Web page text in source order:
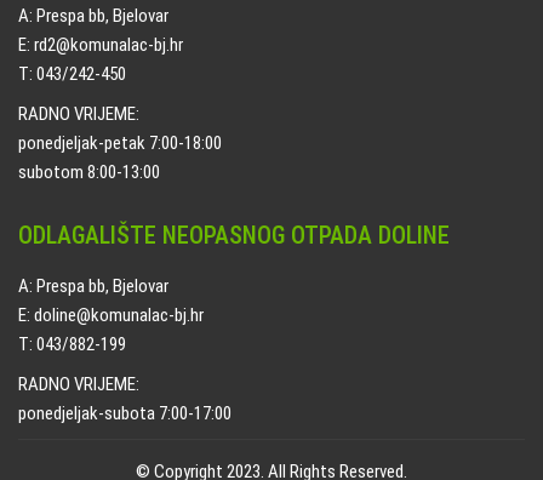
A: Prespa bb, Bjelovar
E: rd2@komunalac-bj.hr
T: 043/242-450
RADNO VRIJEME:
ponedjeljak-petak 7:00-18:00
subotom 8:00-13:00
ODLAGALIŠTE NEOPASNOG OTPADA DOLINE
A: Prespa bb, Bjelovar
E: doline@komunalac-bj.hr
T: 043/882-199
RADNO VRIJEME:
ponedjeljak-subota 7:00-17:00
© Copyright 2023. All Rights Reserved.